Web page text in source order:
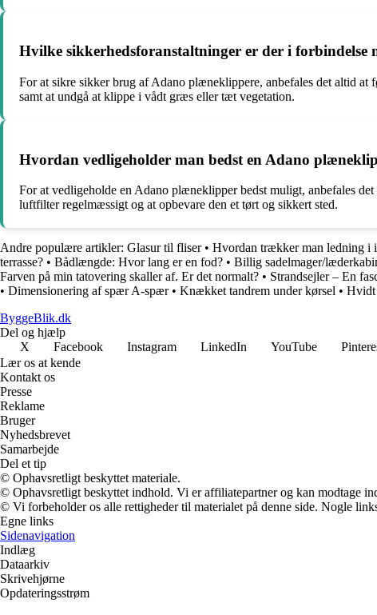
Hvilke sikkerhedsforanstaltninger er der i
For at sikre sikker brug af Adano plæneklippere, anbefales det altid at
samt at undgå at klippe i vådt græs eller tæt vegetation.
Hvordan vedligeholder man bedst en Adano
For at vedligeholde en Adano plæneklipper bedst muligt, anbefales
luftfilter regelmæssigt og at opbevare den et tørt og sikkert sted.
Andre populære artikler: Glasur til fliser• Hvordan trækker man ledning i
terrasse? • Bådlængde: Hvor lang er en fod? • Billig sadelmager/
Farven på min tatovering skaller af. Er det normalt? • Strandsejler – En
• Dimensionering af spær A-spær• Knækket tandrem under kørsel • Hvidt
ByggeBlik.dk
Del og hjælp
X
Facebook Instagram LinkedIn YouTube
Lær os at kende
Kontakt os
Presse
Reklame
Bruger
Nyhedsbrevet
Samarbejde
Del et tip
© Ophavsretligt beskyttet materiale.
© Ophavsretligt beskyttet indhold. Vi er affiliatepartner og kan modtage
© Vi forbeholder os alle rettigheder til materialet på denne side. Nogle
Egne links
Sidenavigation
Indlæg
Dataarkiv
Skrivehjørne
Opdateringsstrøm